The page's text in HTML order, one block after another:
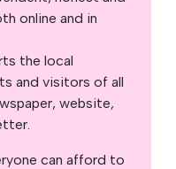
online and in
the local
and visitors of all
website,
can afford to